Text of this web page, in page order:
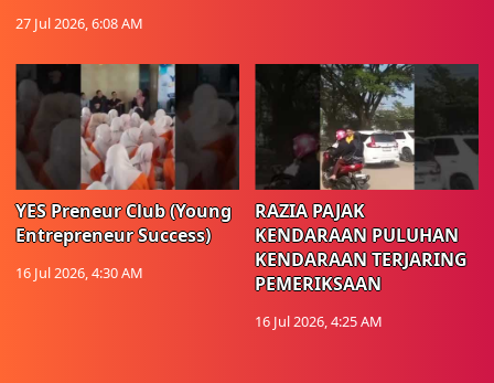
27 Jul 2026, 6:08 AM
YES Preneur Club (Young
Entrepreneur Success)
16 Jul 2026, 4:30 AM
RAZIA PAJAK
KENDARAAN PULUHAN
KENDARAAN TERJARING
PEMERIKSAAN
16 Jul 2026, 4:25 AM